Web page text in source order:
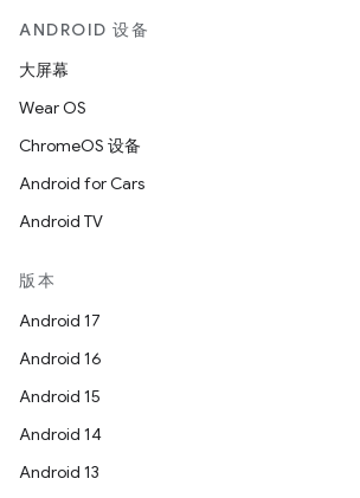
ANDROID 设备
大屏幕
Wear OS
ChromeOS 设备
Android for Cars
Android TV
版本
Android 17
Android 16
Android 15
Android 14
Android 13